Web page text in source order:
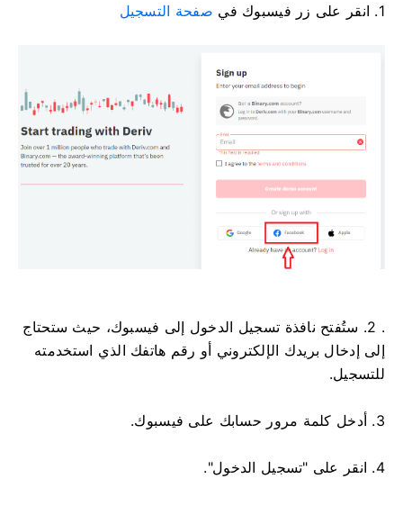
1. انقر على زر فيسبوك في صفحة التسجيل
. 2. ستُفتح نافذة تسجيل الدخول إلى فيسبوك، حيث ستحتاج
إلى إدخال بريدك الإلكتروني أو رقم هاتفك الذي استخدمته
للتسجيل.
3. أدخل كلمة مرور حسابك على فيسبوك.
4. انقر على "تسجيل الدخول".